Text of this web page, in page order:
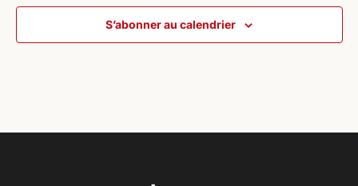
S’abonner au calendrier